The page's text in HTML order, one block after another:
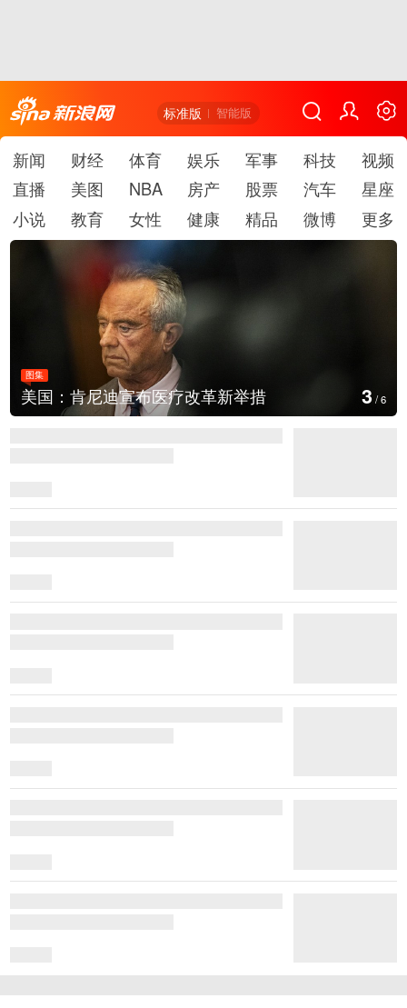
标准版 智能版
新闻 财经 体育 娱乐 军事 科技
视频
直播
美图 NBA 房产 股票 汽车
星座
小说
教育 女性 健康 精品 微博 更多
图集
云南普洱：乡村风光如画 4 /6